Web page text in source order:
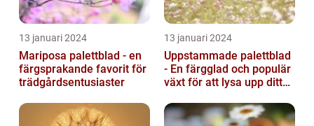
13 januari 2024
Mariposa palettblad - en
färgsprakande favorit för
trädgårdsentusiaster
13 januari 2024
Uppstammade palettblad
- En färgglad och populär
växt för att lysa upp ditt